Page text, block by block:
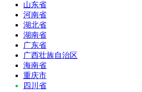
山东省
河南省
湖北省
湖南省
广东省
广西壮族自治区
海南省
重庆市
四川省